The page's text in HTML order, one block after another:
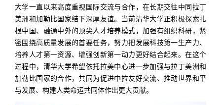
大学一直以来高度重视国际交流与合作，在长期交往中同拉丁
美洲和加勒比国家结下深厚友谊。当前清华大学正积极探索扎
根中国、融通中外的顶尖人才培养模式，加强有组织科研，紧
密围绕高质量发展的首要任务，努力把发展科技第一生产力、
培养人才第一资源、增强创新第一动力更好结合起来。在这个
过程中，清华大学希望依托拉美中心进一步加强与拉丁美洲和
加勒比国家的合作，共同为促进中拉友好交流、推动世界和平
与发展、构建人类命运共同体作出更大贡献。